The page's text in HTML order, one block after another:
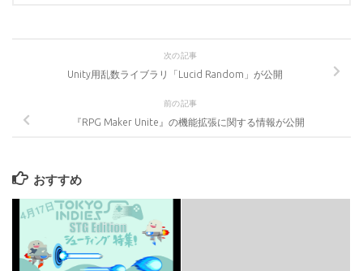
次の記事
Unity用乱数ライブラリ「Lucid Random」が公開
前の記事
『RPG Maker Unite』の機能拡張に関する情報が公開
おすすめ